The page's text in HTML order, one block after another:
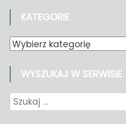
KATEGORIE
Kategorie
WYSZUKAJ W SERWISIE
Szukaj: